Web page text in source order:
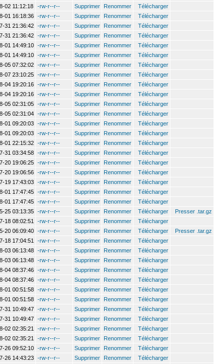
02 11:12:18 -rw-r--r-- Supprimer Renommer
Télécharger
01 16:18:36 -rw-r--r-- Supprimer Renommer
Télécharger
31 21:36:42 -rw-r--r-- Supprimer Renommer
Télécharger
31 21:36:42 -rw-r--r-- Supprimer Renommer
Télécharger
01 14:49:10 -rw-r--r-- Supprimer Renommer
Télécharger
01 14:49:10 -rw-r--r-- Supprimer Renommer
Télécharger
05 07:32:02 -rw-r--r-- Supprimer Renommer
Télécharger
07 23:10:25 -rw-r--r-- Supprimer Renommer
Télécharger
04 19:20:16 -rw-r--r-- Supprimer Renommer
Télécharger
04 19:20:16 -rw-r--r-- Supprimer Renommer
Télécharger
05 02:31:05 -rw-r--r-- Supprimer Renommer
Télécharger
05 02:31:04 -rw-r--r-- Supprimer Renommer
Télécharger
01 09:20:03 -rw-r--r-- Supprimer Renommer
Télécharger
01 09:20:03 -rw-r--r-- Supprimer Renommer
Télécharger
01 22:15:32 -rw-r--r-- Supprimer Renommer
Télécharger
31 03:34:58 -rw-r--r-- Supprimer Renommer
Télécharger
20 19:06:25 -rw-r--r-- Supprimer Renommer
Télécharger
20 19:06:56 -rw-r--r-- Supprimer Renommer
Télécharger
19 17:43:03 -rw-r--r-- Supprimer Renommer
Télécharger
01 17:47:45 -rw-r--r-- Supprimer Renommer
Télécharger
01 17:47:45 -rw-r--r-- Supprimer Renommer
Télécharger
25 03:13:35 -rw-r--r-- Supprimer Renommer Télécharger
Presser .tar.gz
18 08:02:51 -rw-r--r-- Supprimer Renommer
Télécharger
20 06:09:40 -rw-r--r-- Supprimer Renommer Télécharger
Presser .tar.gz
18 17:04:51 -rw-r--r-- Supprimer Renommer
Télécharger
03 06:13:48 -rw-r--r-- Supprimer Renommer
Télécharger
03 06:13:48 -rw-r--r-- Supprimer Renommer
Télécharger
04 08:37:46 -rw-r--r-- Supprimer Renommer
Télécharger
04 08:37:46 -rw-r--r-- Supprimer Renommer
Télécharger
01 00:51:58 -rw-r--r-- Supprimer Renommer
Télécharger
01 00:51:58 -rw-r--r-- Supprimer Renommer
Télécharger
31 10:49:47 -rw-r--r-- Supprimer Renommer
Télécharger
31 10:49:47 -rw-r--r-- Supprimer Renommer
Télécharger
02 02:35:21 -rw-r--r-- Supprimer Renommer
Télécharger
02 02:35:21 -rw-r--r-- Supprimer Renommer
Télécharger
26 09:52:10 -rw-r--r-- Supprimer Renommer
Télécharger
26 14:43:23 -rw-r--r-- Supprimer Renommer
Télécharger